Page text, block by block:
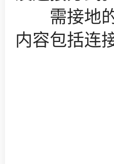
需接地的
内容包括连